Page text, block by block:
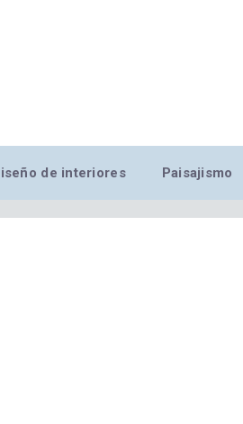
de interiores Paisajismo